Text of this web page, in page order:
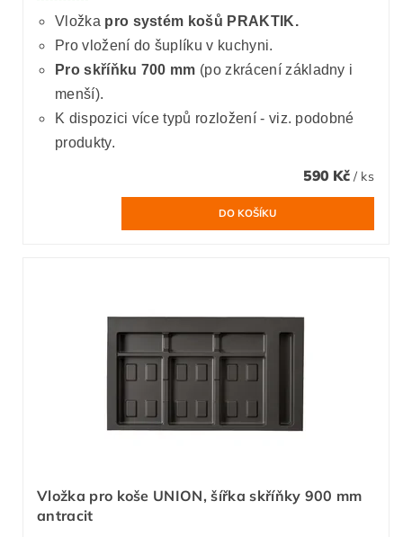
Vložka pro systém košů PRAKTIK.
Pro vložení do šuplíku v kuchyni.
Pro skříňku 700 mm (po zkrácení základny i
menší).
K dispozici více typů rozložení - viz. podobné
produkty.
590 Kč / ks
Vložka pro koše UNION, šířka skříňky 900 mm
antracit